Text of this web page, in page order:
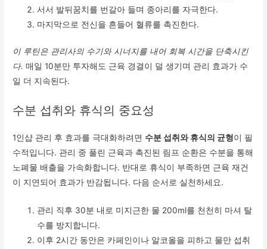
서서 발뒤꿈치를 번갈아 들며 종아리를 자극한다.
마지막으로 전신을 흔들어 혈류를 촉진한다.
이 루틴은 관리사의 수기와 시너지를 내어 회복 시간을 단축시킨
다. 매일 10분만 투자해도 근육 경결이 덜 생기며 관리 효과가 수
일 더 지속된다.
수분 섭취와 휴식의 중요성
1인샵 관리 후 효과를 극대화하려면 수분 섭취와 휴식의 균형이 필
수적입니다. 관리 중 풀린 근육과 촉진된 림프 순환은 수분을 통해
노폐물 배출을 가속화합니다. 반대로 휴식이 부족하면 근육 재건
이 지연되어 효과가 반감됩니다. 다음 순서로 실천하세요.
관리 직후 30분 내로 미지근한 물 200ml를 천천히 마셔 탈
수를 방지합니다.
이후 2시간 동안은 카페인이나 알코올을 피하고 물만 섭취